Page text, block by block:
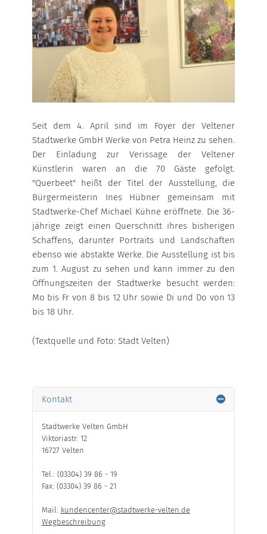
WEITERE INFORMATIONEN
ERDGAS
ÜBERSICHT
HEIZGAS
HEIZGAS UMLAND
KOCHGAS
MARKTPARTNER
HAFEN
ÜBERSICHT
WEITERE INFORMATIONEN
NATUR
UMLAND
WÄRMEPUMPE
WÄRMESPEICHER
Großkunden
Local Energy Verbund
Marktpartner
Netzanschluss
Seit dem 4. April sind im Foyer der Veltener
Stadtwerke GmbH Werke von Petra Heinz zu sehen.
Der Einladung zur Verissage der Veltener
Künstlerin waren an die 70 Gäste gefolgt.
"Querbeet" heißt der Titel der Ausstellung, die
Bürgermeisterin Ines Hübner gemeinsam mit
Stadtwerke-Chef Michael Kühne eröffnete. Die 36-
jährige zeigt einen Querschnitt ihres bisherigen
Schaffens, darunter Portraits und Landschaften
ebenso wie abstakte Werke. Die Ausstellung ist bis
zum 1. August zu sehen und kann immer zu den
Öffnungszeiten der Stadtwerke besucht werden:
Mo bis Fr von 8 bis 12 Uhr sowie Di und Do von 13
bis 18 Uhr.
(Textquelle und Foto: Stadt Velten)
Kontakt
Stadtwerke Velten GmbH
Viktoriastr. 12
16727 Velten
Tel.: (03304) 39 86 - 19
Fax: (03304) 39 86 - 21
Mail: kundencenter@stadtwerke-velten.de
Wegbeschreibung